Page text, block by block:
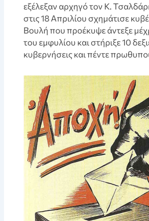
εξέλεξαν αρχηγό τον Κ.
στις 18 Απριλίου σχημάτισε
Βουλή που προέκυψε άντεξε
του εμφυλίου και στήριξε 10
κυβερνήσεις και πέντε